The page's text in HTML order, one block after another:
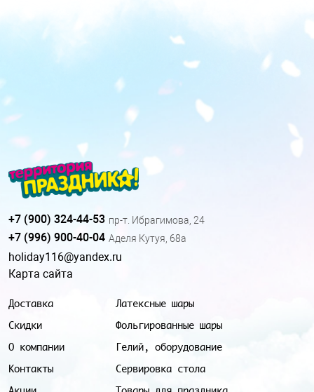
Доставка
Скидки
О компании
Контакты
Латексные шары
Фольгированные шары
Гелий, оборудование
Сервировка стола
+7 (900) 324-44-53 пр-т. Ибрагимова, 24
+7 (996) 900-40-04 Аделя Кутуя, 68а
holiday116@yandex.ru
Карта сайта